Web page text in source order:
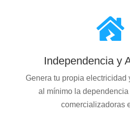

Independencia y
Genera tu propia electricidad
al mínimo la
comercializadoras